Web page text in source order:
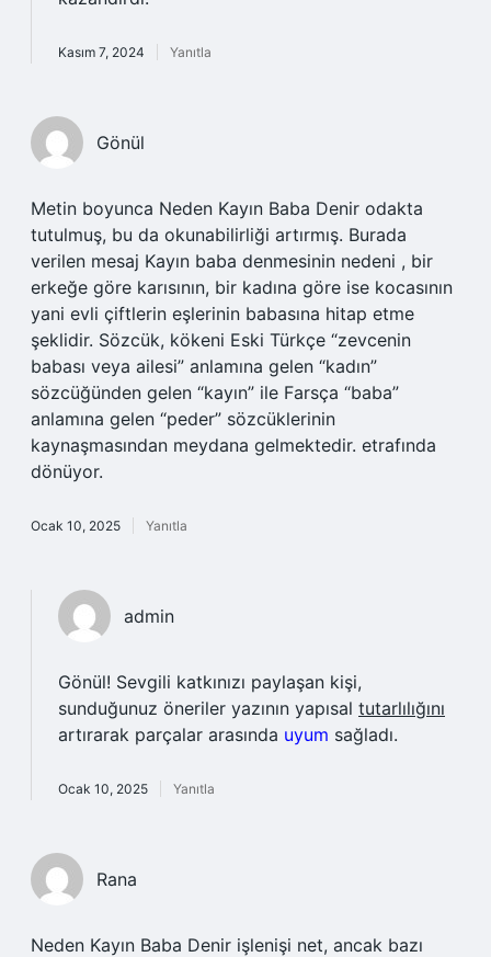
Kasım 7, 2024 Yanıtla
Gönül
Metin boyunca Neden Kayın Baba Denir odakta
tutulmuş, bu da okunabilirliği artırmış. Burada
verilen mesaj Kayın baba denmesinin nedeni , bir
erkeğe göre karısının, bir kadına göre ise kocasının
yani evli çiftlerin eşlerinin babasına hitap etme
şeklidir. Sözcük, kökeni Eski Türkçe “zevcenin
babası veya ailesi” anlamına gelen “kadın”
sözcüğünden gelen “kayın” ile Farsça “baba”
anlamına gelen “peder” sözcüklerinin
kaynaşmasından meydana gelmektedir. etrafında
dönüyor.
Ocak 10, 2025 Yanıtla
admin
Gönül! Sevgili katkınızı paylaşan kişi,
sunduğunuz öneriler yazının yapısal tutarlılığını
artırarak parçalar arasında uyum sağladı.
Ocak 10, 2025 Yanıtla
Rana
Neden Kayın Baba Denir işlenişi net, ancak bazı